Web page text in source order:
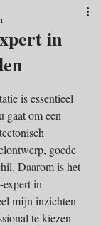
in
5 sterren.
is essentieel
gaat om een
goede
Daarom is het
in
mijn inzichten
te kiezen